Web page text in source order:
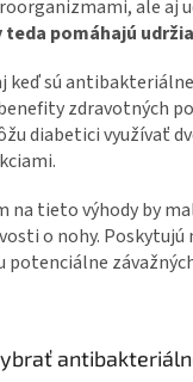
ale aj
teda pomáhajú
keď sú
zdravotných
diabetici využívať
na tieto výhody by
o nohy. Poskytujú
potenciálne